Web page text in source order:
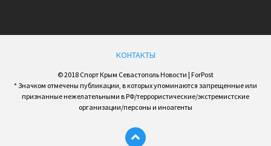
КОНТАКТЫ
© 2018 Спорт Крым Севастополь Новости | ForPost
* Значком отмечены публикации, в которых упоминаются запрещенные или
признанные нежелательными в РФ/террористические/экстремистские
организации/персоны и иноагенты